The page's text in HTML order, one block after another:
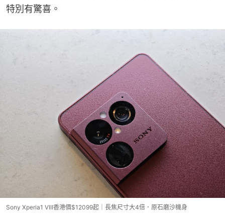
特別有驚喜。
Sony Xperia1 VIII香港價$12099起｜長焦尺寸大4倍．原石磨沙機身